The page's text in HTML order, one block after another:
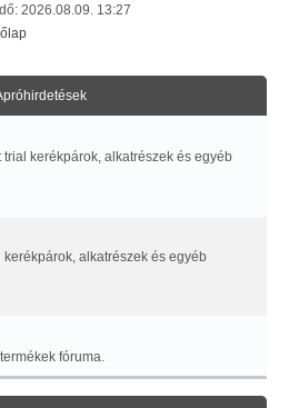
2026.08.09. 13:27
kerékpárok, alkatrészek és egyéb
alkatrészek és egyéb
fóruma.